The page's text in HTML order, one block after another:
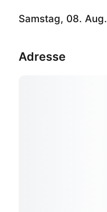
Samstag, 08. Aug.
Adresse